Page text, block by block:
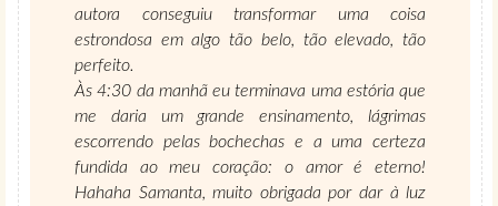
autora conseguiu transformar uma coisa
estrondosa em algo tão belo, tão elevado, tão
perfeito.
Às 4:30 da manhã eu terminava uma estória que
me daria um grande ensinamento, lágrimas
escorrendo pelas bochechas e a uma certeza
fundida ao meu coração: o amor é eterno!
Hahaha Samanta, muito obrigada por dar à luz